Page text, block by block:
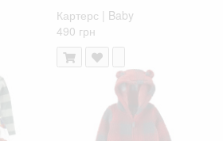
Картерс | Baby
490 грн